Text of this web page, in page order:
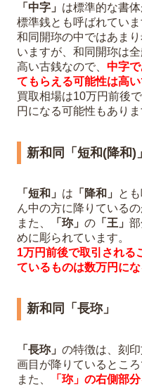
「中字」 は標準的な書
標準銭とも呼ばれていま
和同開珎の中ではあま
いますが、和同開珎は
高い古銭なので、 中字
てもらえる可能性は高い
買取相場は10万円前後
円になる可能性もありま
新和同「短和(降和)」
「短和」 は 「降和」 と
ん中の方に降りているの
また、
「珎」 の 「王」
めに彫られています。
1万円前後で取引される
ているものは数万円にな
新和同「長珎」
「長珎」 の特徴は、刻
画目が降りているところ
また、
「珎」の右側部